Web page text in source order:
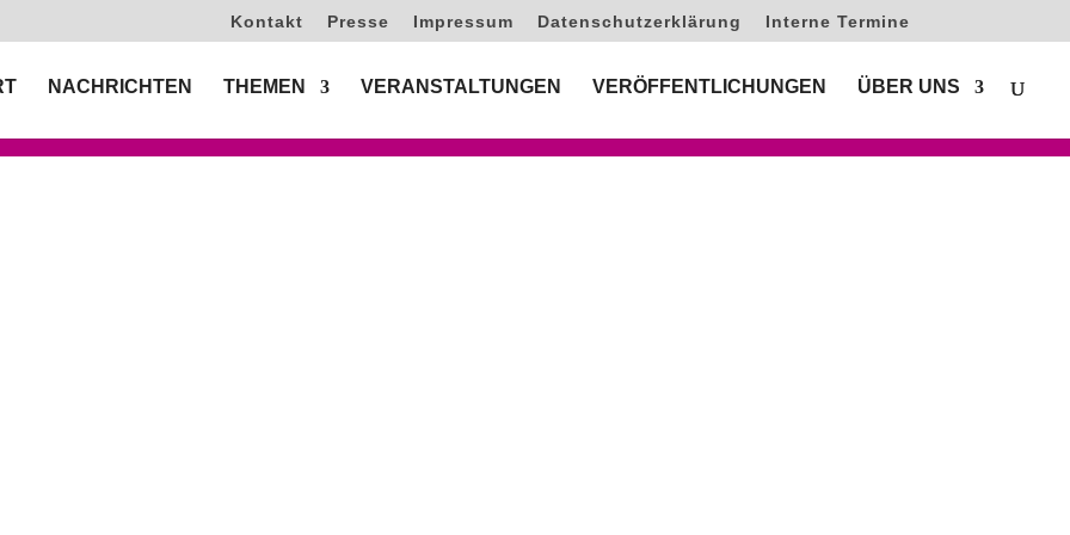
Kontakt Presse Impressum Datenschutzerklärung Interne Termine
NACHRICHTEN THEMEN VERANSTALTUNGEN VERÖFFENTLICHUNGEN ÜBER UNS